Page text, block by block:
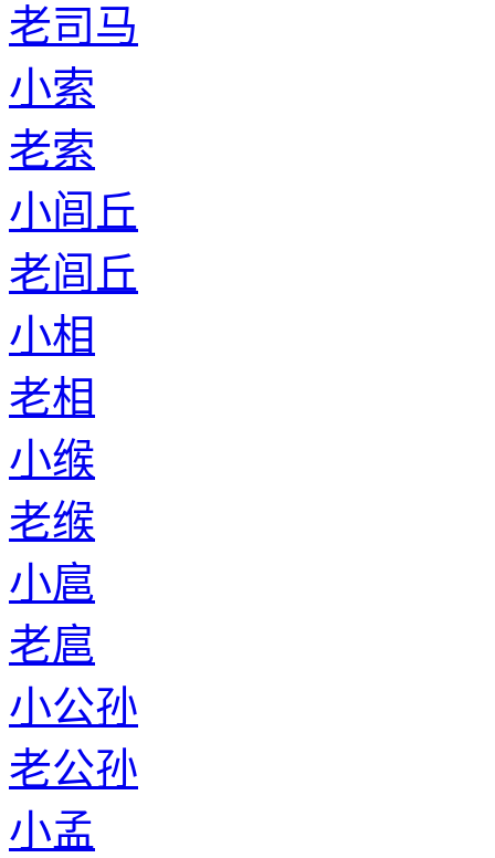
老司马
小索
老索
小闾丘
老闾丘
小相
老相
小缑
老缑
小扈
老扈
小公孙
老公孙
小孟